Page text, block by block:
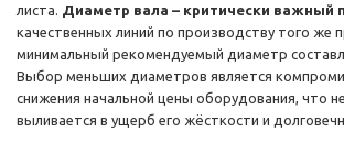
листа. Диаметр вала – критически важный
качественных линий по производству того же
минимальный рекомендуемый диаметр
Выбор меньших диаметров является
снижения начальной цены оборудования, что
выливается в ущерб его жёсткости и